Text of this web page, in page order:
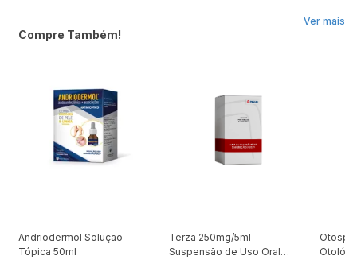
Ver mais
Compre Também!
Andriodermol Solução
Tópica 50ml
Terza 250mg/5ml
Suspensão de Uso Oral